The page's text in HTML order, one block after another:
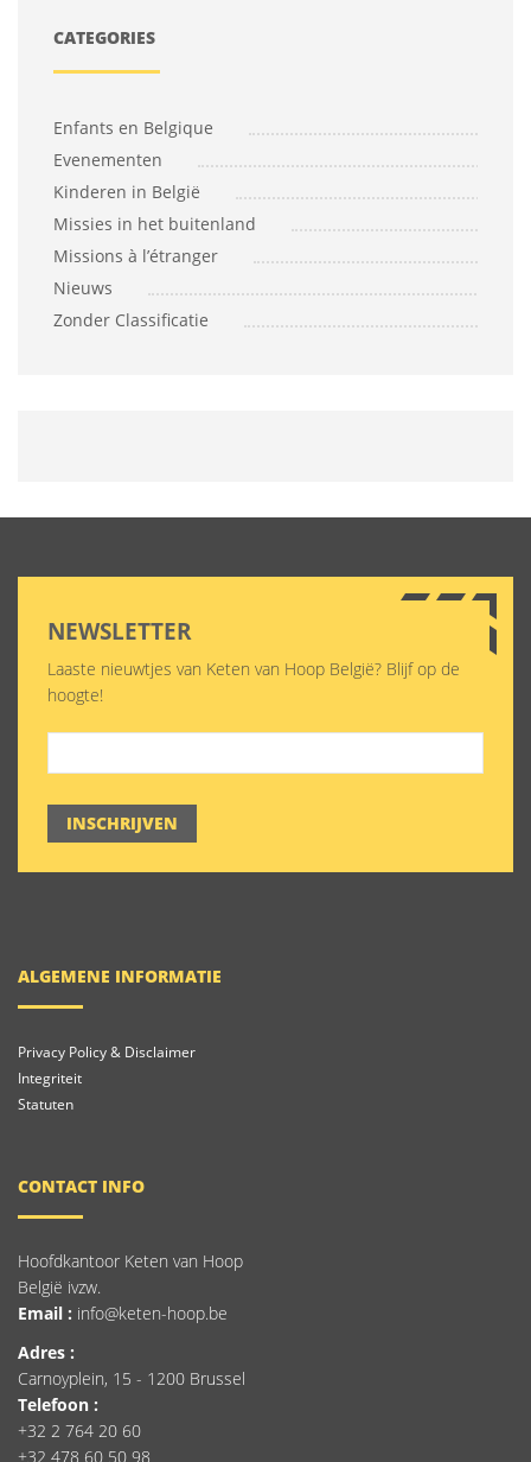
CATEGORIES
Enfants en Belgique
Evenementen
Kinderen in België
Missies in het buitenland
Missions à l’étranger
Nieuws
Zonder Classificatie
NEWSLETTER
Laaste nieuwtjes van Keten van Hoop België? Blijf op de
hoogte!
INSCHRIJVEN
ALGEMENE INFORMATIE
Privacy Policy & Disclaimer
Integriteit
Statuten
CONTACT INFO
Hoofdkantoor Keten van Hoop
België ivzw.
Email : info@keten-hoop.be
Adres :
Carnoyplein, 15 - 1200 Brussel
Telefoon :
+32 2 764 20 60
+32 478 60 50 98